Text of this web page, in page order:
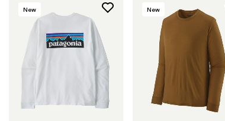
New New